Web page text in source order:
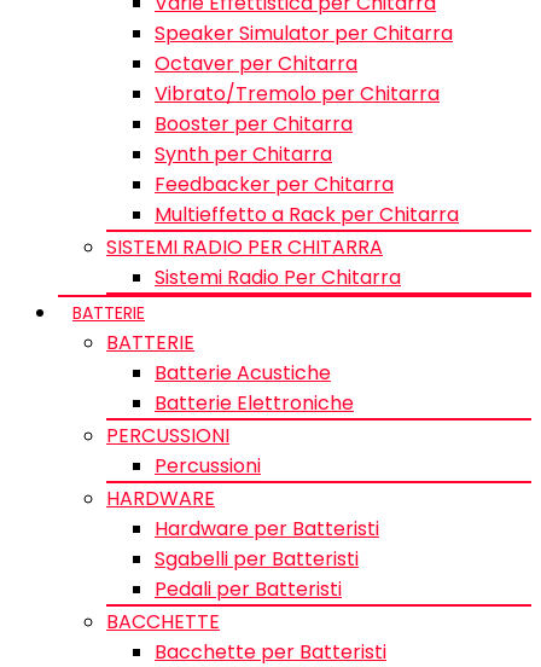
Speaker Simulator per Chitarra
Octaver per Chitarra
Vibrato/Tremolo per Chitarra
Booster per Chitarra
Synth per Chitarra
Feedbacker per Chitarra
Multieffetto a Rack per Chitarra
SISTEMI RADIO PER CHITARRA
Sistemi Radio Per Chitarra
BATTERIE
BATTERIE
Batterie Acustiche
Batterie Elettroniche
PERCUSSIONI
Percussioni
HARDWARE
Hardware per Batteristi
Sgabelli per Batteristi
Pedali per Batteristi
BACCHETTE
Bacchette per Batteristi